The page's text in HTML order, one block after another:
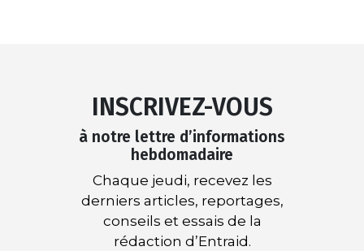
INSCRIVEZ-VOUS
à notre lettre d’informations
hebdomadaire
Chaque jeudi, recevez les
derniers articles, reportages,
conseils et essais de la
rédaction d’Entraid.